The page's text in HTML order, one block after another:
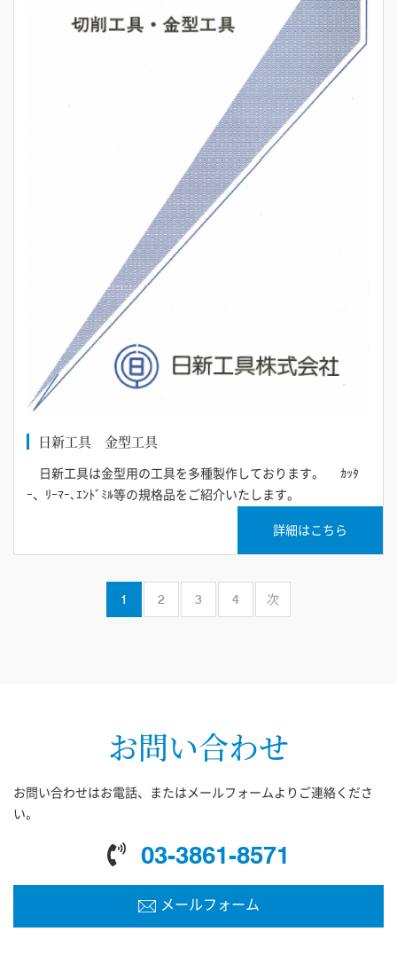
日新工具 金型工具
日新工具は金型用の工具を多種製作しております。 ｶｯﾀ
ｰ、ﾘｰﾏｰ､ｴﾝﾄﾞﾐﾙ等の規格品をご紹介いたします。
詳細はこちら
1 2 3 4 次
お問い合わせ
お問い合わせはお電話、またはメールフォームよりご連絡くださ
い。
03-3861-8571
メールフォーム